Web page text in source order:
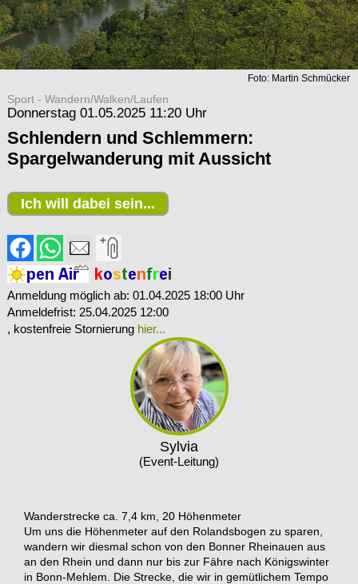
Foto: Martin Schmücker
Sport - Wandern/Walken/Laufen
Donnerstag 01.05.2025 11:20 Uhr
Schlendern und Schlemmern:
Spargelwanderung mit Aussicht
Sylvia
(Event-Leitung)
Ich will dabei sein...
Anmeldung möglich ab: 01.04.2025 18:00 Uhr
Anmeldefrist: 25.04.2025 12:00
, kostenfreie Stornierung hier...
Wanderstrecke ca. 7,4 km, 20 Höhenmeter
Um uns die Höhenmeter auf den Rolandsbogen zu sparen,
wandern wir diesmal schon von den Bonner Rheinauen aus
an den Rhein und dann nur bis zur Fähre nach Königswinter
in Bonn-Mehlem. Die Strecke, die wir in gemütlichem Tempo